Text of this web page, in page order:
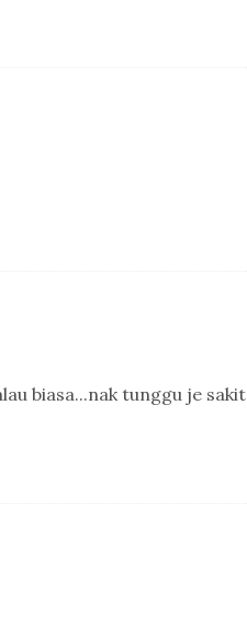
biasa...nak tunggu je sakit